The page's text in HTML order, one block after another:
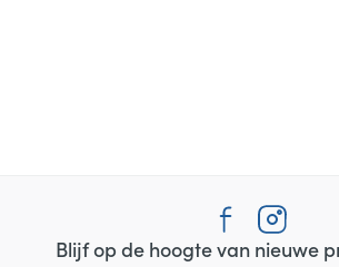
Blijf op de hoogte van nieuwe